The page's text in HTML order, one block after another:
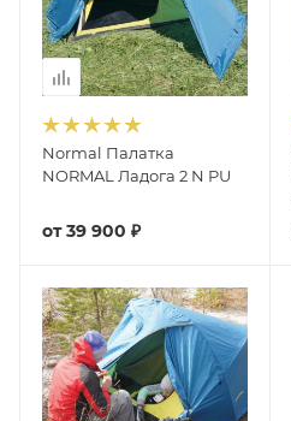
Normal Палатка
NORMAL Ладога 2 N PU
от39 900 ₽